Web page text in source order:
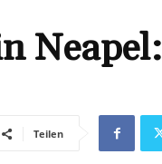
Neapel:
Teilen